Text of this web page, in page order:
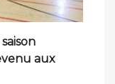
aux